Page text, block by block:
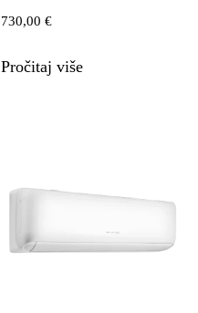
730,00€
Pročitaj više